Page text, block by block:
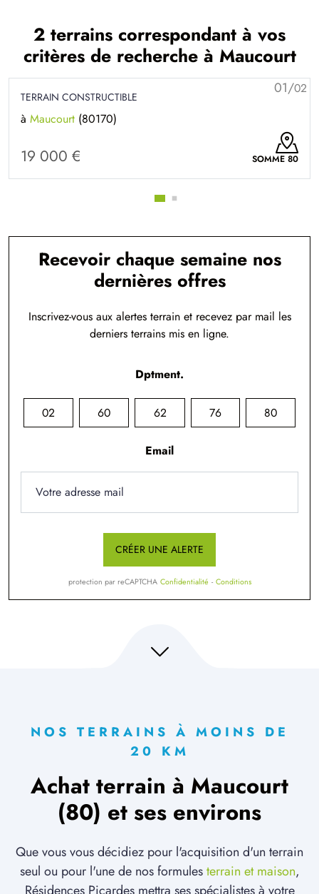
2 terrains correspondant à vos
critères de recherche à Maucourt
01/02
TERRAIN CONSTRUCTIBLE
à Maucourt (80170)
19 000 € SOMME 80
Recevoir chaque semaine nos
dernières offres
Inscrivez-vous aux alertes terrain et recevez par mail les
derniers terrains mis en ligne.
Dptment.
02 60 62 76 80
Email
CRÉER UNE ALERTE
protection par reCAPTCHA Confidentialité - Conditions
NOS TERRAINS À MOINS DE
20 KM
Achat terrain à Maucourt
(80) et ses environs
Que vous vous décidiez pour l'acquisition d'un terrain
seul ou pour l'une de nos formulesterrain et maison,